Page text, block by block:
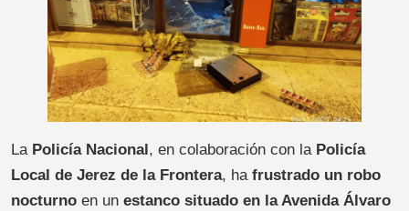
La Policía Nacional , en colaboración con la Policía
Local de Jerez de la Frontera, ha frustrado un robo
nocturno en un estanco situado en la Avenida Álvaro